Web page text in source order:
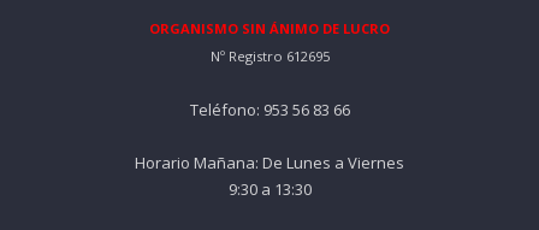
ORGANISMO SIN ÁNIMO DE LUCRO
Nº Registro 612695
Teléfono: 953 56 83 66
Horario Mañana: De Lunes a Viernes
9:30 a 13:30